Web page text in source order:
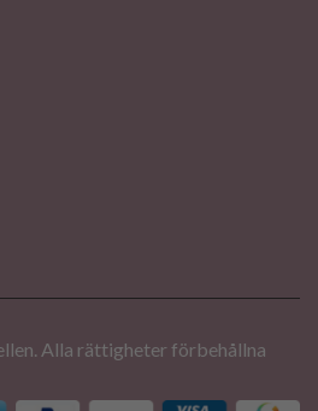
Alla rättigheter förbehållna